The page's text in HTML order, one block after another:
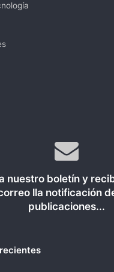
nuestro boletín y
lla notificación
publicaciones...